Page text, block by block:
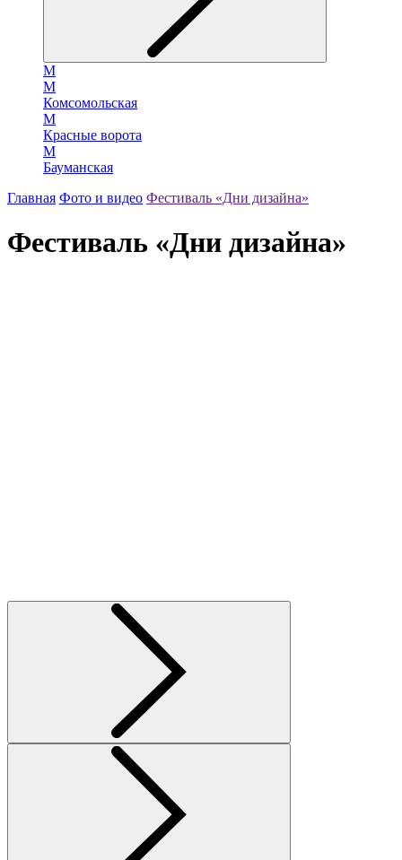
М
М
Комсомольская
М
Красные ворота
М
Бауманская
Главная Фото и видео Фестиваль «Дни дизайна»
Фестиваль «Дни дизайна»